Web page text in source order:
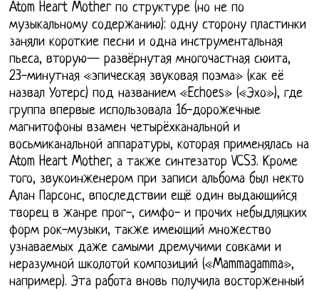
Atom Heart Mother по структуре (но не по
музыкальному содержанию): одну сторону пластинки
заняли короткие песни и одна инструментальная
пьеса, вторую— развёрнутая многочастная сюита,
23-минутная «эпическая звуковая поэма» (как её
назвал Уотерс) под названием «Echoes» («Эхо»), где
группа впервые использовала 16-дорожечные
магнитофоны взамен четырёхканальной и
восьмиканальной аппаратуры, которая применялась на
Atom Heart Mother, а также синтезатор VCS3. Кроме
того, звукоинженером при записи альбома был некто
Алан Парсонс, впоследствии ещё один выдающийся
творец в жанре прог-, симфо- и прочих небыдляцких
форм рок-музыки, также имеющий множество
узнаваемых даже самыми дремучими совками и
неразумной школотой композиций («Mammagamma»,
например). Эта работа вновь получила восторженный